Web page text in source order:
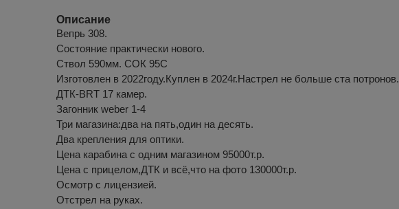
Описание
Вепрь 308.
Состояние практически нового.
Ствол 590мм. СОК 95С
Изготовлен в 2022году.Куплен в 2024г.Настрел не больше ста потронов.
ДТК-BRT 17 камер.
Загонник weber 1-4
Три магазина:два на пять,один на десять.
Два крепления для оптики.
Цена карабина с одним магазином 95000т.р.
Цена с прицелом,ДТК и всё,что на фото 130000т.р.
Осмотр с лицензией.
Отстрел на руках.